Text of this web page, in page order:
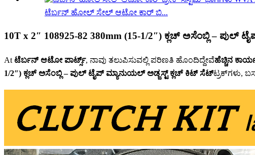
ಟೆರ್ಬನ್ ಹೋಲ್ ಸೇಲ್ ಆಟೋ ಕಾರ್ ಬಿ...
10T x 2″ 108925-82 380mm (15-1/2″) ಕ್ಲಚ್ ಅಸೆಂಬ್ಲಿ –
At ಟೆರ್ಬನ್ ಆಟೋ ಪಾರ್ಟ್ಸ್, ನಾವು ತಲುಪಿಸುವಲ್ಲಿ ಪರಿಣತಿ ಹೊಂದಿದ್ದೇವೆಹೆಚ್ಚಿನ
1/2″) ಕ್ಲಚ್ ಅಸೆಂಬ್ಲಿ – ಪುಲ್ ಟೈಪ್ ಮ್ಯಾನುಯಲ್ ಅಡ್ಜಸ್ಟ್ ಕ್ಲಚ್ ಕಿಟ್ ಸೆಟ್ಟ್ರಕ್‌ಗಳು,